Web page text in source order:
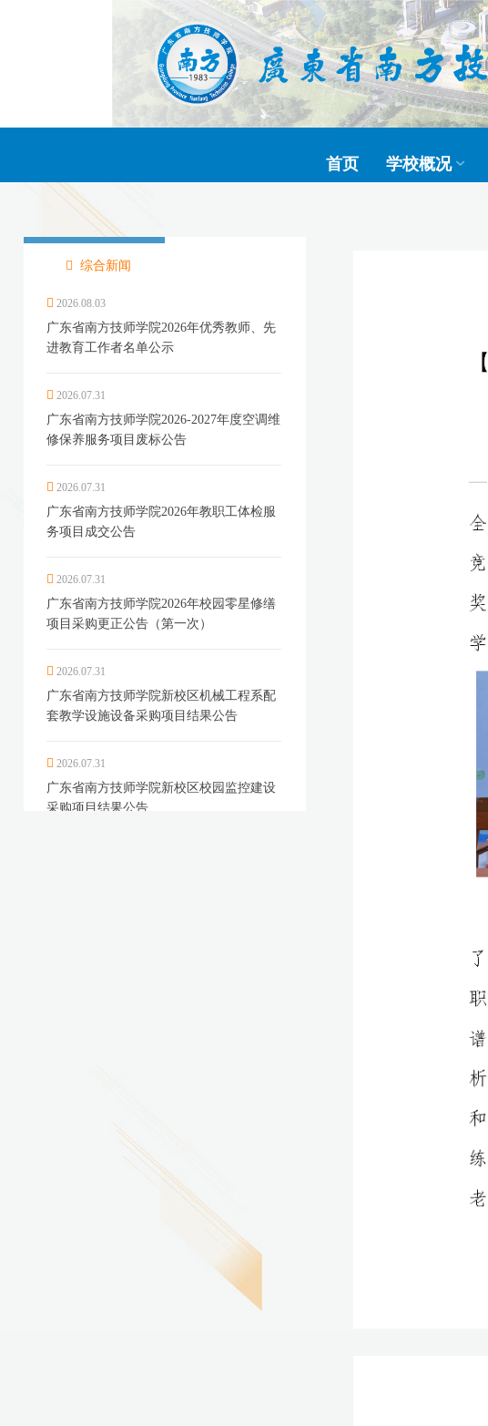
首页 学校概况
综合新闻
2026.08.03
广东省南方技师学院2026年优秀教师、先
进教育工作者名单公示
2026.07.31
广东省南方技师学院2026-2027年度空调维
修保养服务项目废标公告
2026.07.31
广东省南方技师学院2026年教职工体检服
务项目成交公告
2026.07.31
广东省南方技师学院2026年校园零星修缮
项目采购更正公告（第一次）
2026.07.31
广东省南方技师学院新校区机械工程系配
套教学设施设备采购项目结果公告
2026.07.31
广东省南方技师学院新校区校园监控建设
采购项目结果公告
衣机服务项目流标公告